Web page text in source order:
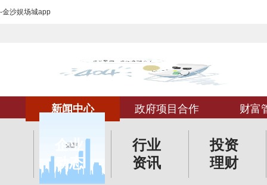
-金沙娱场城app
新闻中心 政府项目合作 财富
企业
动态
行业
资讯
投资
理财